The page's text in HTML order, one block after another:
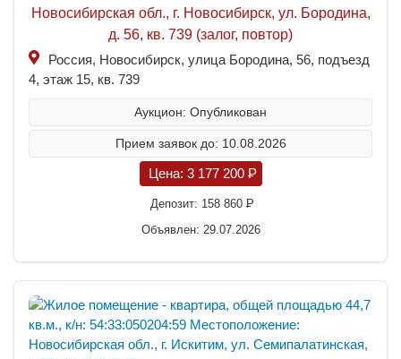
Новосибирская обл., г. Новосибирск, ул. Бородина,
д. 56, кв. 739 (залог, повтор)
Россия, Новосибирск, улица Бородина, 56, подъезд
4, этаж 15, кв. 739
Аукцион: Опубликован
Прием заявок до: 10.08.2026
Цена: 3 177 200 P
Депозит: 158 860 P
Объявлен: 29.07.2026